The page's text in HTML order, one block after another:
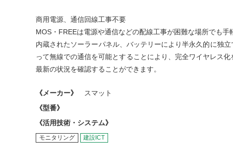
商用電源、通信回線工事不要
MOS・FREEは電源や通信などの配線工事が困難な場所でも手
内蔵されたソーラーパネル、バッテリーにより半永久的に独
って無線での通信を可能とすることにより、完全ワイヤレス
最新の状況を確認することができます。
《メーカー》
スマット
《型番》
《活用技術・システム》
モニタリング 建設ICT